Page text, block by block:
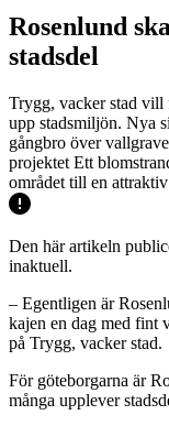
Rosenlund
stadsdel
Trygg, vacker stad vill
upp stadsmiljön. Nya
gångbro över
projektet Ett
området till en
Den här artikeln
inaktuell.
– Egentligen är
kajen en dag med fint
på Trygg, vacker stad.
För göteborgarna är
många upplever